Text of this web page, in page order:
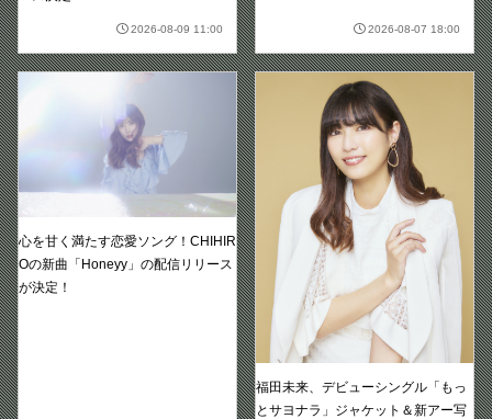
2026-08-09 11:00 2026-08-07 18:00
心を甘く満たす恋愛ソング！CHIHIR
Oの新曲「Honeyy」の配信リリース
が決定！
福田未来、デビューシングル「もっ
とサヨナラ」ジャケット＆新アー写